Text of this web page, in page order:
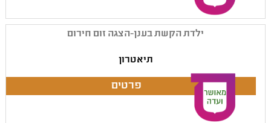
ילדת הקשת בענן-הצגה זום חירום
תיאטרון